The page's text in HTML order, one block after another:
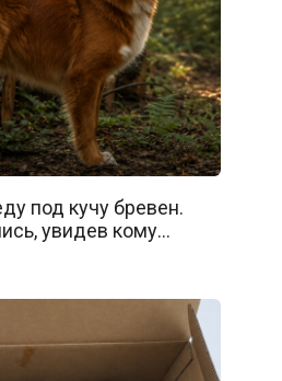
под кучу бревен.
увидев кому…